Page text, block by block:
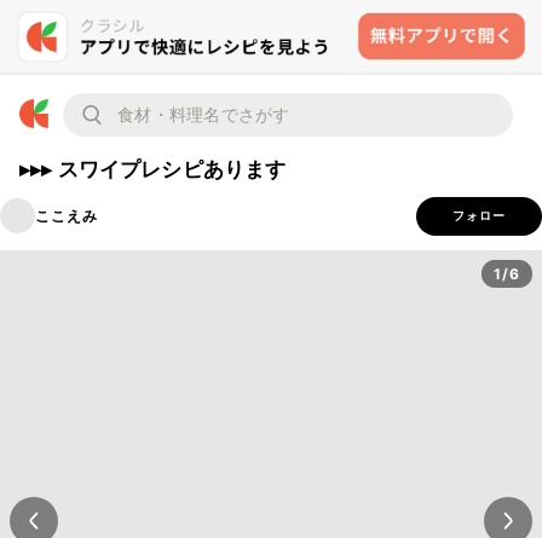
▸▸▸ スワイプレシピあります
ここえみ フォロー
1/6